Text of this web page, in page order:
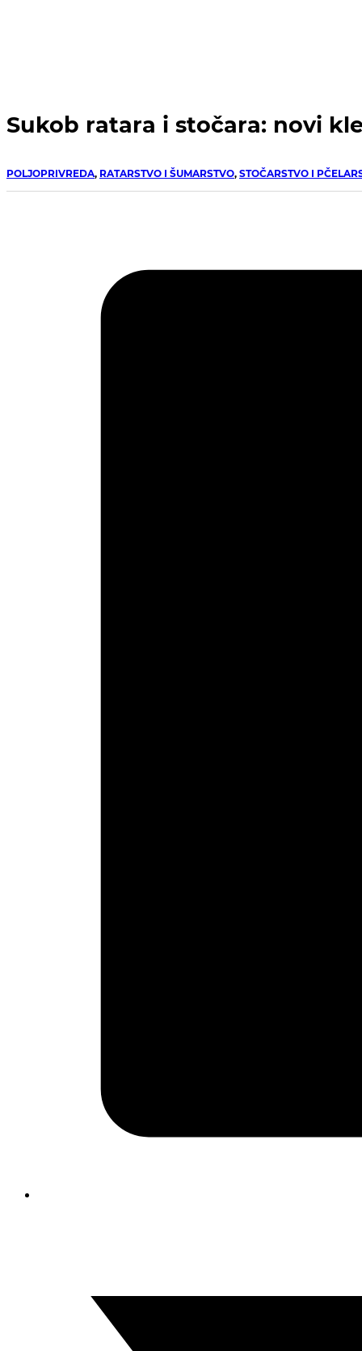
Sukob ratara i stočara: novi
POLJOPRIVREDA, RATARSTVO I ŠUMARSTVO, STOČARSTVO I